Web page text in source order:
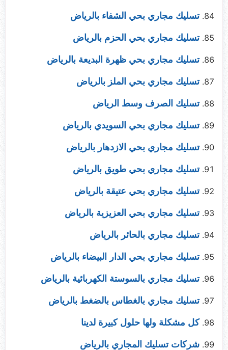
تسليك مجاري بحي الشفاء بالرياض
تسليك مجاري بحي الحزم بالرياض
تسليك مجاري بحي ظهرة البديعة بالرياض
تسليك مجاري بحي الملز بالرياض
تسليك الصرف وسط الرياض
تسليك مجاري بحي السويدي بالرياض
تسليك مجاري بحي الازدهار بالرياض
تسليك مجاري بحي طويق بالرياض
تسليك مجاري بحي عتيقة بالرياض
تسليك مجاري بحي العزيزية بالرياض
تسليك مجاري بالحائر بالرياض
تسليك مجاري بحي الدار البيضاء بالرياض
تسليك مجاري بالسوستة الكهربائية بالرياض
تسليك مجاري بالغطاس بالضغط بالرياض
كل مشكلة ولها حلول كبيرة لدينا
شركات تسليك المجاري بالرياض